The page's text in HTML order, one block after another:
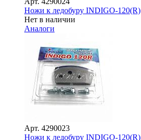
Ножи к ледобуру INDIGO-120(R)
Нет в наличии
Аналоги
Арт. 4290023
Ножи к ледобуру INDIGO-120(R)